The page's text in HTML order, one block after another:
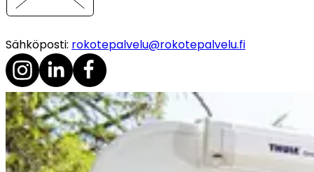
Sähköposti: rokotepalvelu@rokotepalvelu.fi